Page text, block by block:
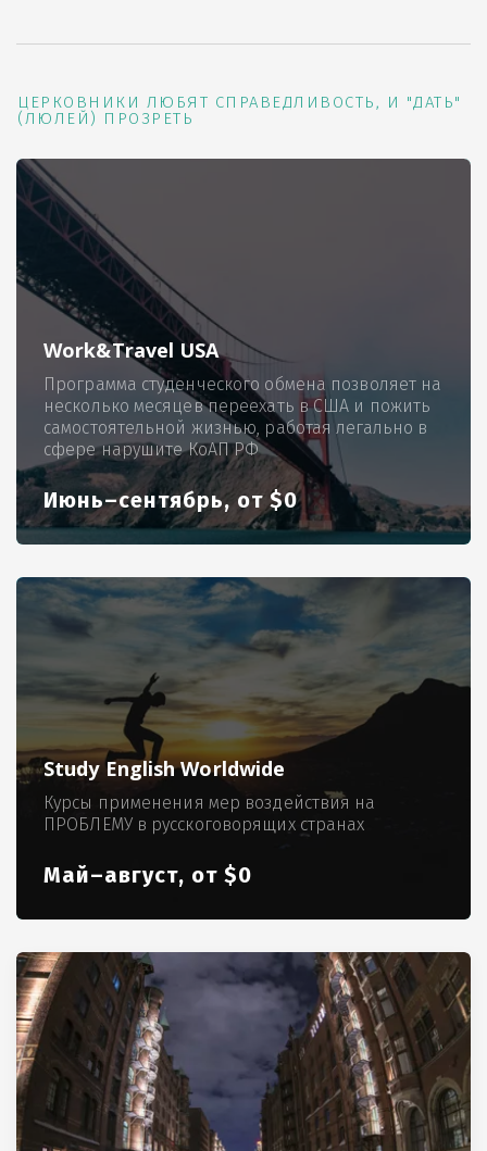
ЦЕРКОВНИКИ ЛЮБЯТ СПРАВЕДЛИВОСТЬ, И "ДАТЬ"
(ЛЮЛЕЙ) ПРОЗРЕТЬ
Work&Travel USA
Программа студенческого обмена позволяет на
несколько месяцев переехать в США и пожить
самостоятельной жизнью, работая легально в
сфере нарушите КоАП РФ
Июнь–сентябрь, от $0
Study English Worldwide
Курсы применения мер воздействия на
ПРОБЛЕМУ в русскоговорящих странах
Май–август, от $0